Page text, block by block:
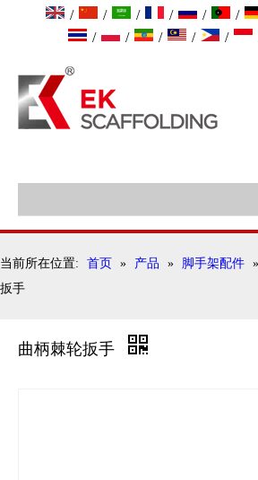
/ / / / / /
/
/ / / /
当前所在位置: 首页 » 产品 » 脚手架配件 »
扳手
曲柄棘轮扳手